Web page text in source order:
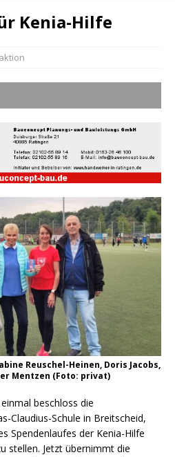
Kenia-Hilfe
Reuschel-Heinen, Doris Jacobs,
Mentzen (Foto: privat)
beschloss die
Claudius-Schule in Breitscheid,
Spendenlaufes der Kenia-Hilfe
stellen. Jetzt übernimmt die